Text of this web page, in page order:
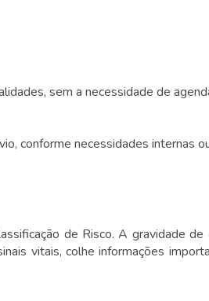
sem a necessidade de
conforme necessidades internas
de Risco. A gravidade
vitais, colhe informações